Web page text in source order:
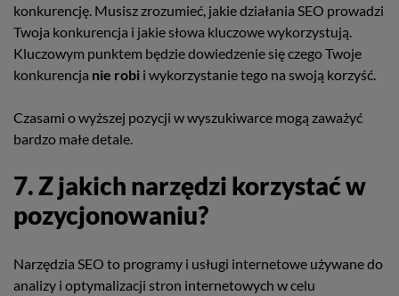
konkurencję. Musisz zrozumieć, jakie działania SEO prowadzi
Twoja konkurencja i jakie słowa kluczowe wykorzystują.
Kluczowym punktem będzie dowiedzenie się czego Twoje
konkurencja nie robi i wykorzystanie tego na swoją korzyść.
Czasami o wyższej pozycji w wyszukiwarce mogą zaważyć
bardzo małe detale.
7. Z jakich narzędzi korzystać w
pozycjonowaniu?
Narzędzia SEO to programy i usługi internetowe używane do
analizy i optymalizacji stron internetowych w celu